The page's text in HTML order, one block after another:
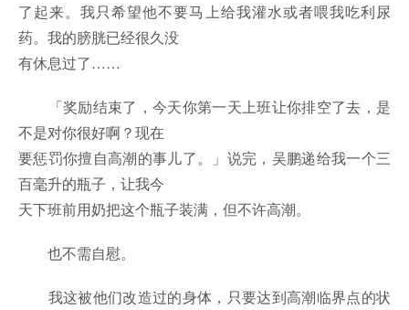
了起来。我只希望他不要马上给我灌水或者喂我吃利尿
药。我的膀胱已经很久没
有休息过了……
「奖励结束了，今天你第一天上班让你排空了去，是
不是对你很好啊？现在
要惩罚你擅自高潮的事儿了。」说完，吴鹏递给我一个三
百毫升的瓶子，让我今
天下班前用奶把这个瓶子装满，但不许高潮。
也不需自慰。
我这被他们改造过的身体，只要达到高潮临界点的状